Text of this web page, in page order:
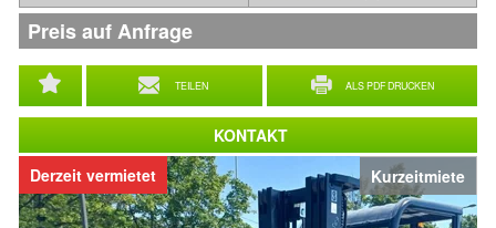
Kurzeitmiete
Derzeit vermietet
TEILEN ALS PDF DRUCKEN
Preis auf Anfrage
KONTAKT